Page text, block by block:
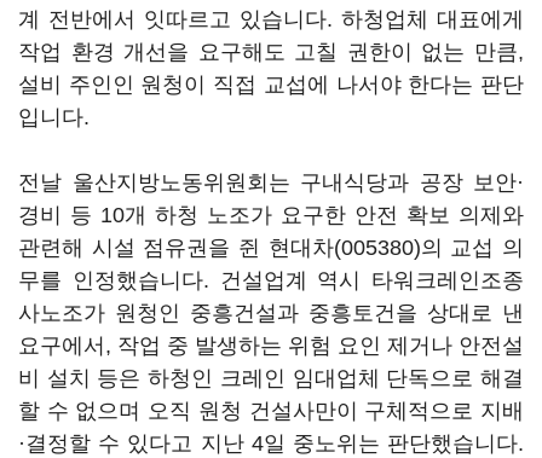
계 전반에서 잇따르고 있습니다. 하청업체 대표에게
작업 환경 개선을 요구해도 고칠 권한이 없는 만큼,
설비 주인인 원청이 직접 교섭에 나서야 한다는 판단
입니다.
전날 울산지방노동위원회는 구내식당과 공장 보안·
경비 등 10개 하청 노조가 요구한 안전 확보 의제와
관련해 시설 점유권을 쥔 현대차(005380)의 교섭 의
무를 인정했습니다. 건설업계 역시 타워크레인조종
사노조가 원청인 중흥건설과 중흥토건을 상대로 낸
요구에서, 작업 중 발생하는 위험 요인 제거나 안전설
비 설치 등은 하청인 크레인 임대업체 단독으로 해결
할 수 없으며 오직 원청 건설사만이 구체적으로 지배
·결정할 수 있다고 지난 4일 중노위는 판단했습니다.